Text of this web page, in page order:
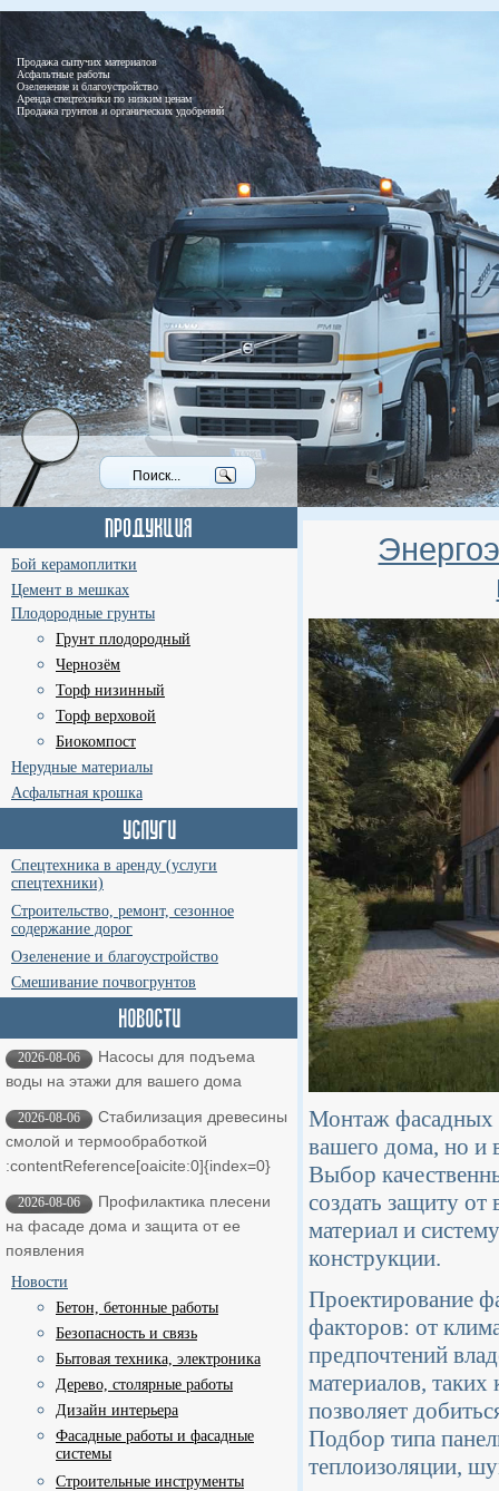
Продажа сыпучих материалов
Асфальтные работы
Озеленение и благоустройство
Аренда спецтехники по низким ценам
Продажа грунтов и органических удобрений
Бой керамоплитки
Цемент в мешках
Плодородные грунты
Грунт плодородный
Чернозём
Торф низинный
Торф верховой
Биокомпост
Нерудные материалы
Асфальтная крошка
Спецтехника в аренду (услуги
спецтехники)
Строительство, ремонт, сезонное
содержание дорог
Озеленение и благоустройство
Смешивание почвогрунтов
2026-08-06
Насосы для подъема
воды на этажи для вашего дома
2026-08-06
Стабилизация древесины
смолой и термообработкой ​
:contentReference[oaicite:0]{index=0}
2026-08-06
Профилактика плесени
на фасаде дома и защита от ее
появления
Новости
Бетон, бетонные работы
Безопасность и связь
Бытовая техника, электроника
Дерево, столярные работы
Дизайн интерьера
Фасадные работы и фасадные
системы
Строительные инструменты
Монтаж фасадных
вашего дома, но и
Выбор
создать защиту
материал и
конструкции.
Проектирование
факторов: от
предпочтений
материалов,
позволяет
Подбор типа
теплоизоляции,